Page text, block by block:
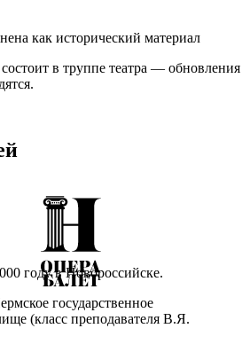
как исторический материал
в труппе театра — обновления
году в Новороссийске.
государственное
(класс преподавателя В.Я.